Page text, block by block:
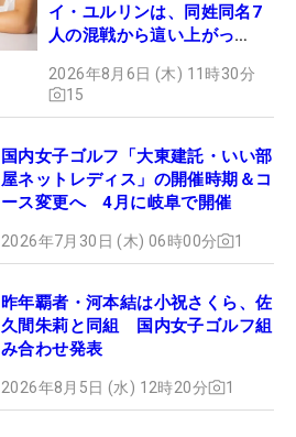
イ・ユルリンは、同姓同名7
人の混戦から這い上がっ
2026年8月6日 (木) 11時30分
15
国内女子ゴルフ「大東建託・いい部
屋ネットレディス」の開催時期＆コ
ース変更へ 4月に岐阜で開催
2026年7月30日 (木) 06時00分 1
昨年覇者・河本結は小祝さくら、佐
久間朱莉と同組 国内女子ゴルフ組
み合わせ発表
2026年8月5日 (水) 12時20分 1